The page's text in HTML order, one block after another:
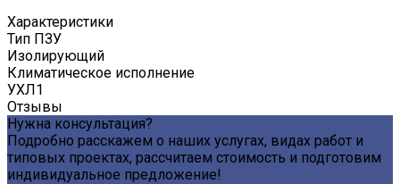
Характеристики
Тип ПЗУ
Изолирующий
Климатическое исполнение
УХЛ1
Отзывы
Нужна консультация?
Подробно расскажем о наших услугах, видах работ и
типовых проектах, рассчитаем стоимость и подготовим
индивидуальное предложение!